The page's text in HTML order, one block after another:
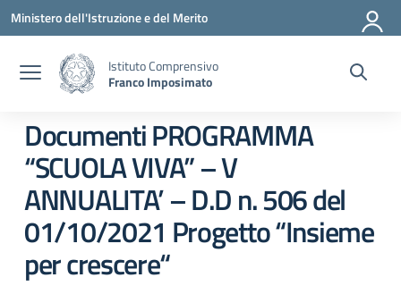
Vai ai contenuti
Vai al menu di navigazione
Vai al footer
Ministero dell'Istruzione e del Merito
Istituto Comprensivo
Franco Imposimato
Documenti PROGRAMMA
“SCUOLA VIVA” – V
ANNUALITA’ – D.D n. 506 del
01/10/2021 Progetto “Insieme
per crescere“